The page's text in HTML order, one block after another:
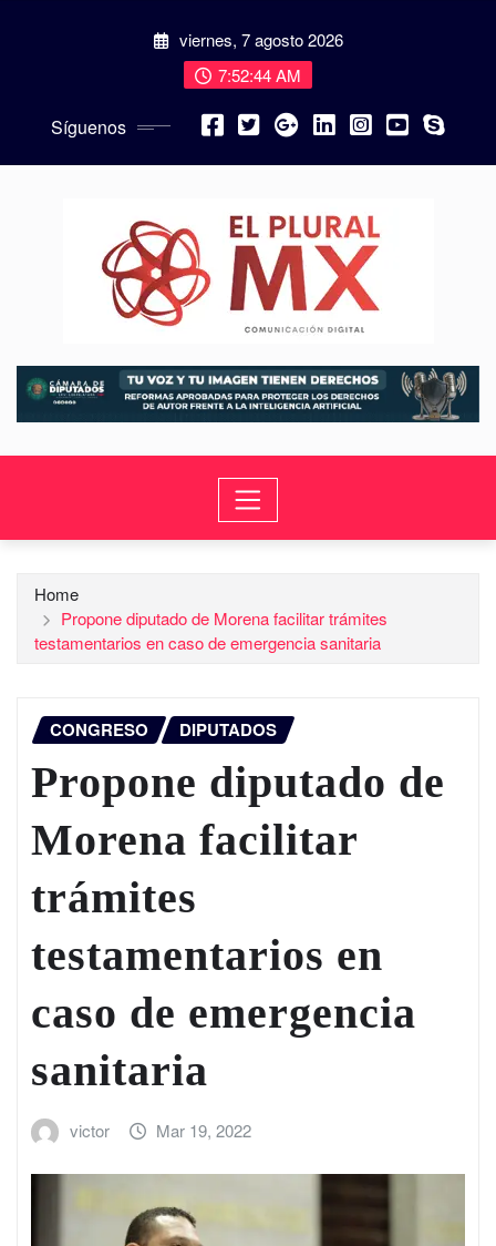
viernes, 7 agosto 2026
7:52:45 AM
Síguenos
Home
Propone diputado de Morena facilitar trámites
testamentarios en caso de emergencia sanitaria
CONGRESO DIPUTADOS
Propone diputado de
Morena facilitar
trámites
testamentarios en
caso de emergencia
sanitaria
victor Mar 19, 2022